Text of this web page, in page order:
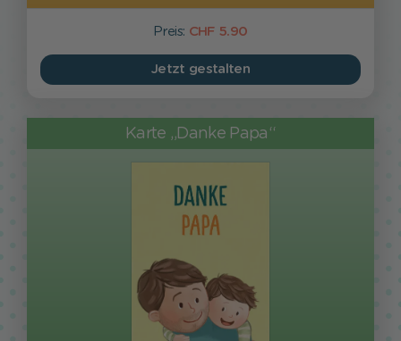
Preis: CHF 5.90
Jetzt gestalten
Karte „Danke Papa“